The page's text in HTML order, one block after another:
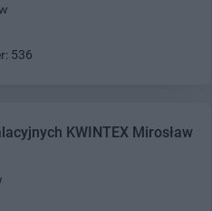
536
KWINTEX Mirosław